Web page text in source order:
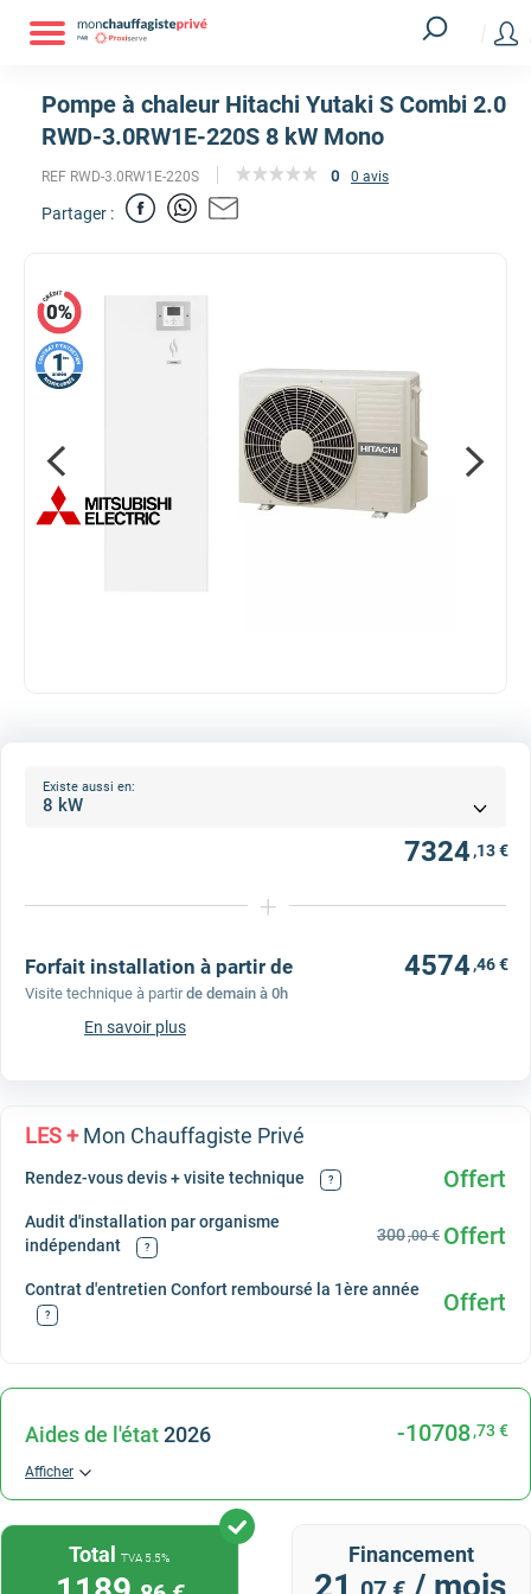
Pompe à chaleur Hitachi Yutaki S Combi 2.0
RWD-3.0RW1E-220S 8 kW Mono
REF RWD-3.0RW1E-220S 0 0 avis
Partager :
Existe aussi en:
7324,13 €
+
Forfait installation à partir de 4574,46 €
Visite technique à partir de demain à 0h
En savoir plus
LES +Mon Chauffagiste Privé
Rendez-vous devis + visite technique ? Offert
Audit d'installation par organisme
indépendant
? Offert
300,00 €
Contrat d'entretien Confort remboursé la 1ère année
? Offert
Aides de l'état2026 -10708,73 €
Afficher
TotalTVA 5.5% Financement